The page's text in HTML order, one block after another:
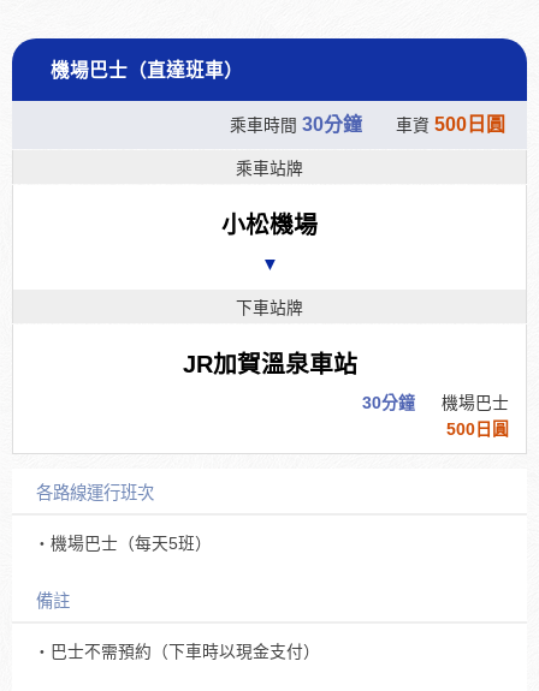
機場巴士（直達班車）
乘車時間 30分鐘 車資 500日圓
乘車站牌
小松機場
▼
下車站牌
JR加賀溫泉車站
30分鐘
機場巴士
500日圓
各路線運行班次
・機場巴士（每天5班）
備註
・巴士不需預約（下車時以現金支付）